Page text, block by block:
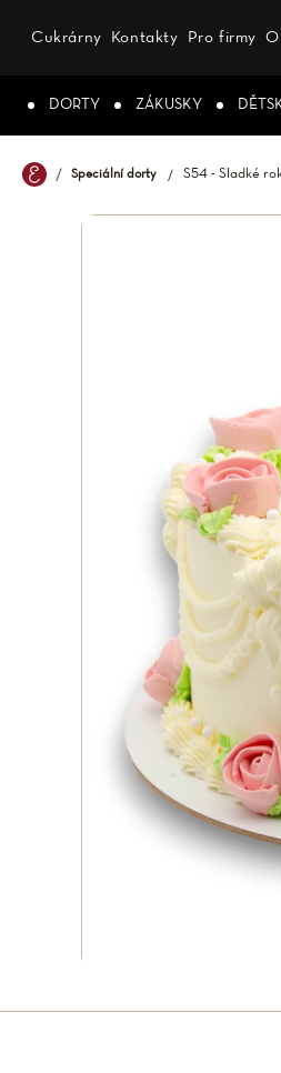
Cukrárny Kontakty Pro firmy O
DORTY ZÁKUSKY
Speciální dorty S54 - Sladké